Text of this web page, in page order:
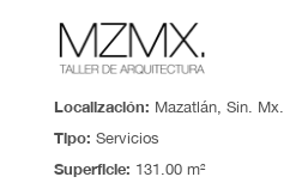
Oficina A360
Localización: Mazatlán, Sin. Mx.
Tipo: Servicios
Superficie: 131.00 m²